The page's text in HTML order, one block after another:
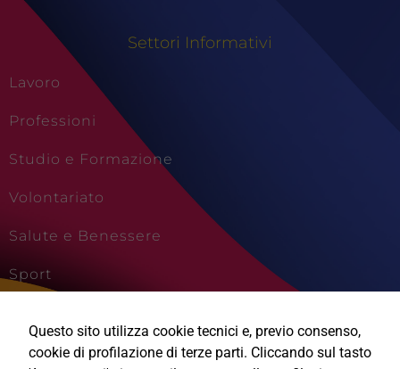
Settori Informativi
Lavoro
Professioni
Studio e Formazione
Volontariato
Salute e Benessere
Sport
Viaggi e Vacanze
Questo sito utilizza cookie tecnici e, previo consenso,
cookie di profilazione di terze parti. Cliccando sul tasto